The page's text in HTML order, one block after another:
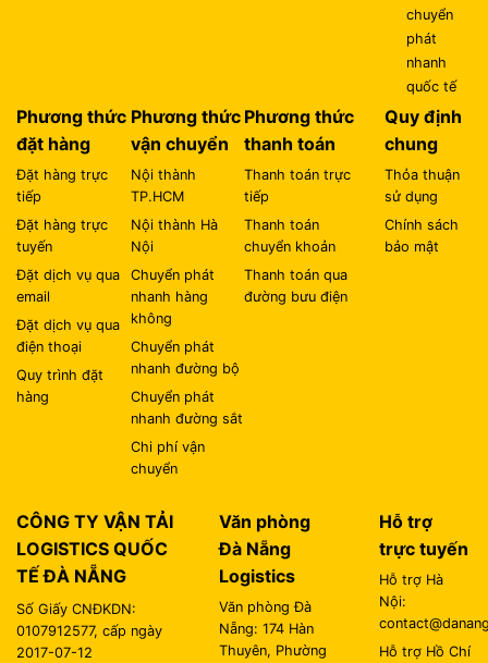
chuyển
phát
nhanh
quốc tế
Phương thức
đặt hàng
Đặt hàng trực
tiếp
Đặt hàng trực
tuyến
Đặt dịch vụ qua
email
Đặt dịch vụ qua
điện thoại
Quy trình đặt
hàng
Phương thức
vận chuyển
Nội thành
TP.HCM
Nội thành Hà
Nội
Chuyển phát
nhanh hàng
không
Chuyển phát
nhanh đường bộ
Chuyển phát
nhanh đường sắt
Chi phí vận
chuyển
Phương thức
thanh toán
Thanh toán trực
tiếp
Thanh toán
chuyển khoản
Thanh toán qua
đường bưu điện
Quy định
chung
Thỏa thuận
sử dụng
Chính sách
bảo mật
CÔNG TY VẬN TẢI
LOGISTICS QUỐC
TẾ ĐÀ NẴNG
Số Giấy CNĐKDN:
0107912577, cấp ngày
2017-07-12
Văn phòng
Đà Nẵng
Logistics
Văn phòng Đà
Nẵng: 174 Hàn
Thuyên, Phường
Hỗ trợ
trực tuyến
Hỗ trợ Hà
Nội:
Hỗ trợ Hồ Chí